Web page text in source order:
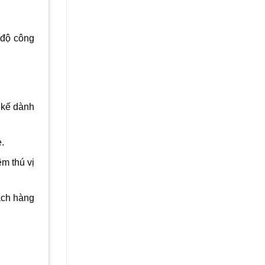
công
dành
thú vị
hàng